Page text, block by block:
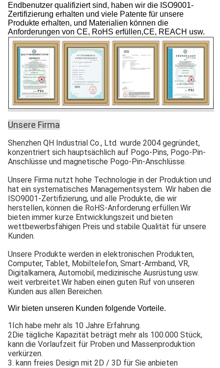
Endbenutzer qualifiziert sind, haben wir die ISO9001-
Zertifizierung erhalten und viele Patente für unsere
Produkte erhalten, und Materialien können die
Anforderungen von CE, RoHS erfüllen,CE, REACH usw.
Unsere Firma
Shenzhen QH Industrial Co., Ltd. wurde 2004 gegründet,
konzentriert sich hauptsächlich auf Pogo-Pins, Pogo-Pin-
Anschlüsse und magnetische Pogo-Pin-Anschlüsse.
Unsere Firma nutzt hohe Technologie in der Produktion und
hat ein systematisches Managementsystem. Wir haben die
ISO9001-Zertifizierung, und alle Produkte, die wir
herstellen, können die RoHS-Anforderung erfüllen.Wir
bieten immer kurze Entwicklungszeit und bieten
wettbewerbsfähigen Preis und stabile Qualität für unsere
Kunden.
Unsere Produkte werden in elektronischen Produkten,
Computer, Tablet, Mobiltelefon, Smart-Armband, VR,
Digitalkamera, Automobil, medizinische Ausrüstung usw.
weit verbreitet.Wir haben einen guten Ruf von unseren
Kunden aus allen Bereichen.
Wir bieten unseren Kunden folgende Vorteile.
1Ich habe mehr als 10 Jahre Erfahrung.
2Die tägliche Kapazität beträgt mehr als 100.000 Stück,
kann die Vorlaufzeit für Proben und Massenproduktion
verkürzen.
3. kann freies Design mit 2D / 3D für Sie anbieten